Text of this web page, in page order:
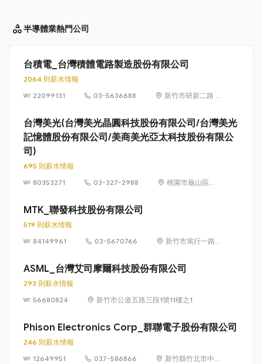
半導體業熱門公司
台積電_台灣積體電路製造股份有限公司
2064 則薪水情報
22099131
03-5636688
新竹市研新二路 8
區）
台灣美光(台灣美光晶圓科技股份有限公司/台灣美光
記憶體股份有限公司/美商美光亞太科技股份有限公
司)
695 則薪水情報
80353271
03-327-2988
桃園市龜山區文
MTK_聯發科技股份有限公司
519 則薪水情報
84149961
03-5670766
新竹市篤行一路 1
區）
ASML_台灣艾司摩爾科技股份有限公司
293 則薪水情報
56680824
新竹市公道五路三段1號11樓之1
Phison Electronics Corp_群聯電子股份有限公司
246 則薪水情報
12649951
037-586866
新竹縣竹北市中